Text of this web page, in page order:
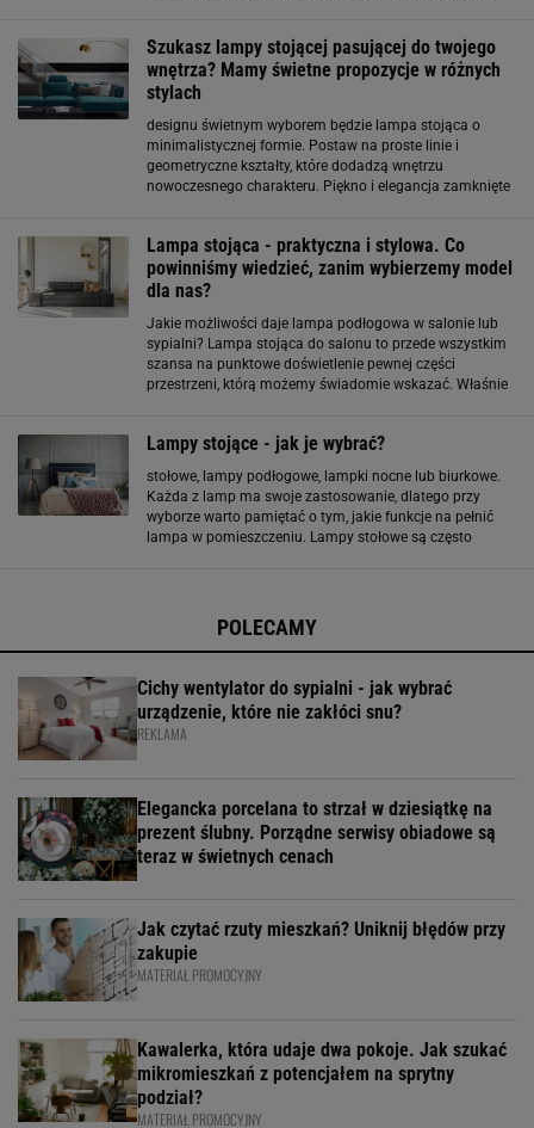
Szukasz lampy stojącej pasującej do twojego
wnętrza? Mamy świetne propozycje w różnych
stylach
designu świetnym wyborem będzie lampa stojąca o
minimalistycznej formie. Postaw na proste linie i
geometryczne kształty, które dodadzą wnętrzu
nowoczesnego charakteru. Piękno i elegancja zamknięte
Lampa stojąca - praktyczna i stylowa. Co
powinniśmy wiedzieć, zanim wybierzemy model
dla nas?
Jakie możliwości daje lampa podłogowa w salonie lub
sypialni? Lampa stojąca do salonu to przede wszystkim
szansa na punktowe doświetlenie pewnej części
przestrzeni, którą możemy świadomie wskazać. Właśnie
Lampy stojące - jak je wybrać?
stołowe, lampy podłogowe, lampki nocne lub biurkowe.
Każda z lamp ma swoje zastosowanie, dlatego przy
wyborze warto pamiętać o tym, jakie funkcje na pełnić
lampa w pomieszczeniu. Lampy stołowe są często
POLECAMY
Cichy wentylator do sypialni - jak wybrać
urządzenie, które nie zakłóci snu?
REKLAMA
Elegancka porcelana to strzał w dziesiątkę na
prezent ślubny. Porządne serwisy obiadowe są
teraz w świetnych cenach
Jak czytać rzuty mieszkań? Uniknij błędów przy
zakupie
MATERIAŁ PROMOCYJNY
Kawalerka, która udaje dwa pokoje. Jak szukać
mikromieszkań z potencjałem na sprytny
podział?
MATERIAŁ PROMOCYJNY